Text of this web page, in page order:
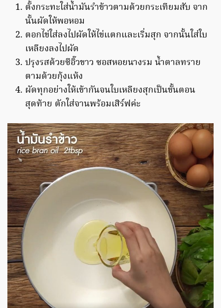
ตั้งกระทะใส่น้ำมันรำข้าวตามด้วยกระเทียมสับ จาก
นั้นผัดให้พอหอม
ตอกไข่ใส่ลงไปผัดให้ไข่แตกและเริ่มสุก จากนั้นใส่ใบ
เหลียงลงไปผัด
ปรุงรสด้วยซีอิ๊วขาว ซอสหอยนางรม น้ำตาลทราย
ตามด้วยกุ้งแห้ง
ผัดทุกอย่างให้เข้ากันจนใบเหลียงสุกเป็นขั้นตอน
สุดท้าย ตักใส่จานพร้อมเสิร์ฟค่ะ